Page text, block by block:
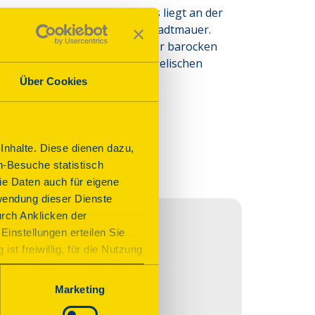
Über Cookies
Diese dienen dazu,
Besuche statistisch
Daten auch für eigene
dieser Dienste
Anklicken der
erteilen Sie
ist freiwillig, für die Nutzung
Sie das Consent Tool
notwendig und für den
Marketing
Das Schloss liegt an der
finden sich Reste der Stadtmauer.
Komplettumbau zu einer barocken
und Sitz des Evangelischen
Südhessen.